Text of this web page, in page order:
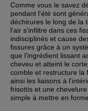
Comme vous le savez
pendant l'été sont
déchirures le long de la
l'air s'infiltre dans ces
indisciplinés et cause
fissures grâce à un
que l'ingrédient lissant
cheveu et atteint le
comble et restructure la
ainsi les liaisons à
frisottis et une
simple à mettre en